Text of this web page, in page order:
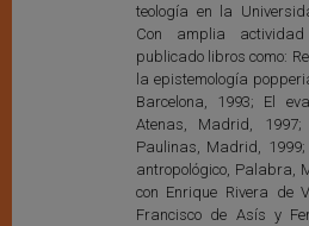
teología en la
Con amplia
publicado libros como:
la epistemología
Barcelona, 1993; El
Atenas, Madrid, 1997;
Paulinas, Madrid,
antropológico, Palabra,
con Enrique Rivera de
Francisco de Asís y